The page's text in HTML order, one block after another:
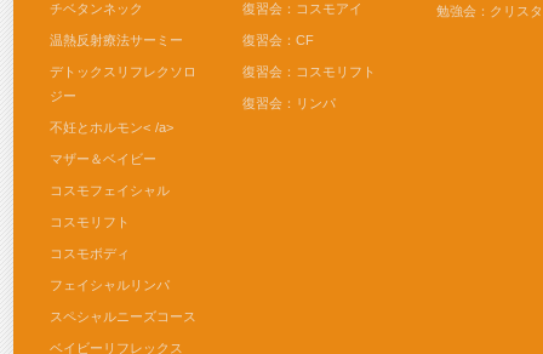
チベタンネック
温熱反射療法サーミー
デトックスリフレクソロ
ジー
不妊とホルモン< /a>
マザー＆ベイビー
コスモフェイシャル
コスモリフト
コスモボディ
フェイシャルリンパ
スペシャルニーズコース
ベイビーリフレックス
復習会：コスモアイ
復習会：CF
復習会：コスモリフト
復習会：リンパ
勉強会：クリス